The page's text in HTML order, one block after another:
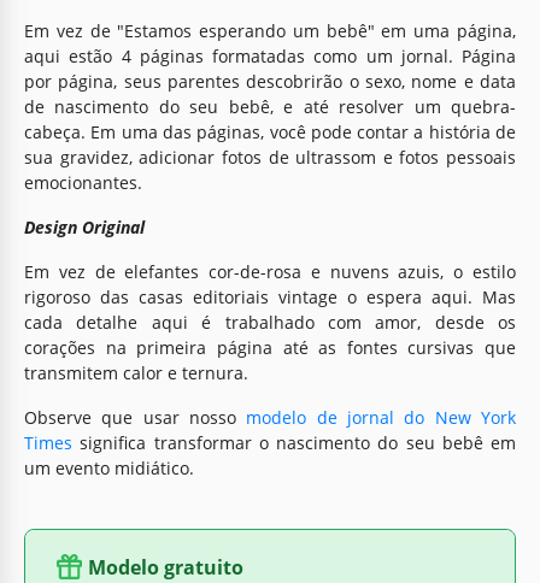
Em vez de "Estamos esperando um bebê" em uma página,
aqui estão 4 páginas formatadas como um jornal. Página
por página, seus parentes descobrirão o sexo, nome e data
de nascimento do seu bebê, e até resolver um quebra-
cabeça. Em uma das páginas, você pode contar a história de
sua gravidez, adicionar fotos de ultrassom e fotos pessoais
emocionantes.
Design Original
Em vez de elefantes cor-de-rosa e nuvens azuis, o estilo
rigoroso das casas editoriais vintage o espera aqui. Mas
cada detalhe aqui é trabalhado com amor, desde os
corações na primeira página até as fontes cursivas que
transmitem calor e ternura.
Observe que usar nosso modelo de jornal do New York
Times significa transformar o nascimento do seu bebê em
um evento midiático.
Modelo gratuito